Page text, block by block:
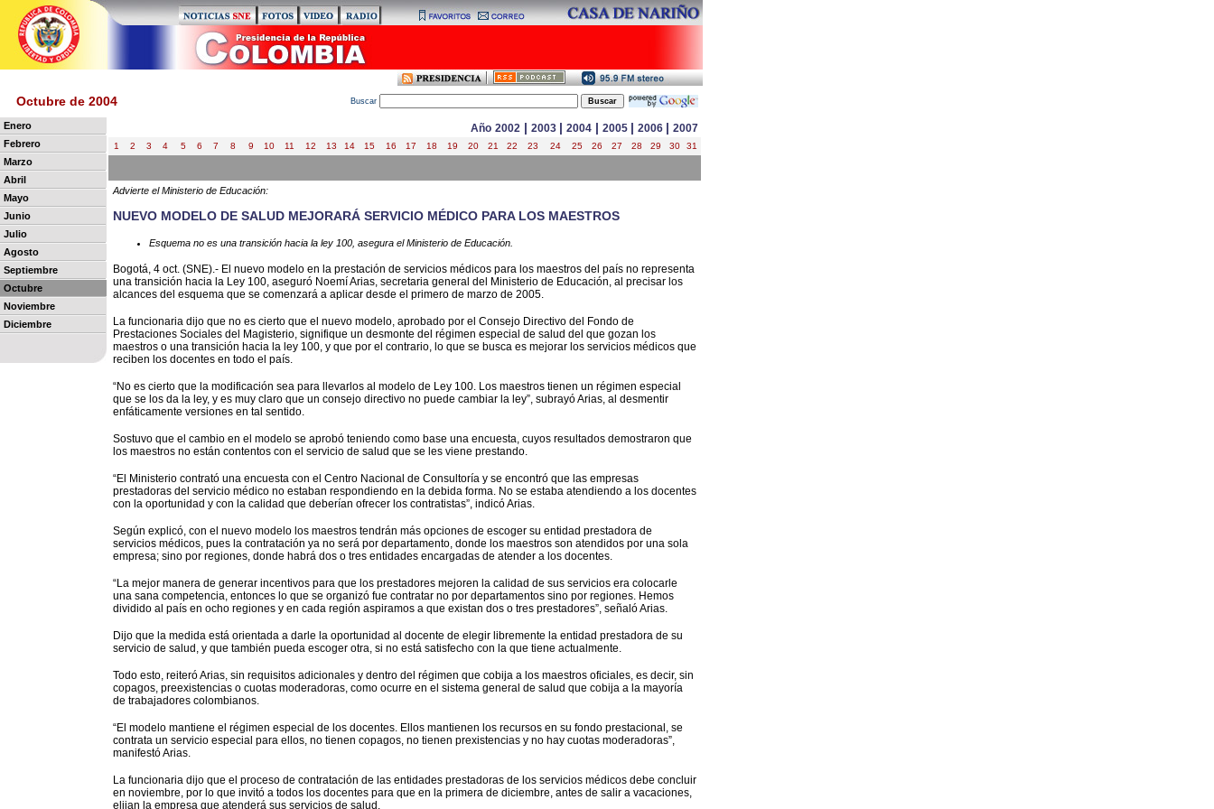
Octubre de 2004 Buscar
Enero
Febrero
Marzo
Abril
Mayo
Junio
Julio
Agosto
Septiembre
Octubre
Noviembre
Diciembre
Año 2002 | 2003 | 2004 | 2005 | 2006 | 2007
1 2 3 4 5 6 7 8 9 10 11 12 13 14 15 16 17 18 19 20 21 22 23 24 25 26 27 28 29 30 31
Advierte el Ministerio de Educación:
NUEVO MODELO DE SALUD MEJORARÁ SERVICIO MÉDICO PARA LOS MAESTROS
Esquema no es una transición hacia la ley 100, asegura el Ministerio de Educación.
Bogotá, 4 oct. (SNE).- El nuevo modelo en la prestación de servicios médicos para los maestros del país no representa
una transición hacia la Ley 100, aseguró Noemí Arias, secretaria general del Ministerio de Educación, al precisar los
alcances del esquema que se comenzará a aplicar desde el primero de marzo de 2005.
La funcionaria dijo que no es cierto que el nuevo modelo, aprobado por el Consejo Directivo del Fondo de
Prestaciones Sociales del Magisterio, signifique un desmonte del régimen especial de salud del que gozan los
maestros o una transición hacia la ley 100, y que por el contrario, lo que se busca es mejorar los servicios médicos que
reciben los docentes en todo el país.
“No es cierto que la modificación sea para llevarlos al modelo de Ley 100. Los maestros tienen un régimen especial
que se los da la ley, y es muy claro que un consejo directivo no puede cambiar la ley”, subrayó Arias, al desmentir
enfáticamente versiones en tal sentido.
Sostuvo que el cambio en el modelo se aprobó teniendo como base una encuesta, cuyos resultados demostraron que
los maestros no están contentos con el servicio de salud que se les viene prestando.
“El Ministerio contrató una encuesta con el Centro Nacional de Consultoría y se encontró que las empresas
prestadoras del servicio médico no estaban respondiendo en la debida forma. No se estaba atendiendo a los docentes
con la oportunidad y con la calidad que deberían ofrecer los contratistas”, indicó Arias.
Según explicó, con el nuevo modelo los maestros tendrán más opciones de escoger su entidad prestadora de
servicios médicos, pues la contratación ya no será por departamento, donde los maestros son atendidos por una sola
empresa; sino por regiones, donde habrá dos o tres entidades encargadas de atender a los docentes.
“La mejor manera de generar incentivos para que los prestadores mejoren la calidad de sus servicios era colocarle
una sana competencia, entonces lo que se organizó fue contratar no por departamentos sino por regiones. Hemos
dividido al país en ocho regiones y en cada región aspiramos a que existan dos o tres prestadores”, señaló Arias.
Dijo que la medida está orientada a darle la oportunidad al docente de elegir libremente la entidad prestadora de su
servicio de salud, y que también pueda escoger otra, si no está satisfecho con la que tiene actualmente.
Todo esto, reiteró Arias, sin requisitos adicionales y dentro del régimen que cobija a los maestros oficiales, es decir, sin
copagos, preexistencias o cuotas moderadoras, como ocurre en el sistema general de salud que cobija a la mayoría
de trabajadores colombianos.
“El modelo mantiene el régimen especial de los docentes. Ellos mantienen los recursos en su fondo prestacional, se
contrata un servicio especial para ellos, no tienen copagos, no tienen prexistencias y no hay cuotas moderadoras”,
manifestó Arias.
La funcionaria dijo que el proceso de contratación de las entidades prestadoras de los servicios médicos debe concluir
en noviembre, por lo que invitó a todos los docentes para que en la primera de diciembre, antes de salir a vacaciones,
elijan la empresa que atenderá sus servicios de salud.